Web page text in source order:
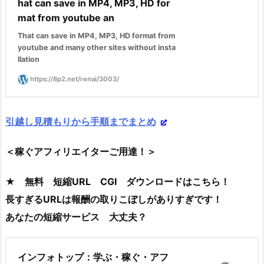
hat can save in MP4, MP3, HD for
mat from youtube an
That can save in MP4, MP3, HD format from
youtube and many other sites without insta
llation
https://8p2.net/renai/3003/
引越し見積もりから手順までまとめ
＜稼ぐアフィリエイターご用達！＞
★ 無料 短縮URL CGI ダウンロードはこちら！
長すぎるURLは報酬の取りこぼしがありすぎです！
あなたの短縮サービス 大丈夫？
インフォトップ：学ぶ・稼ぐ・アフ